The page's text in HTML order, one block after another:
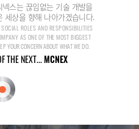
스는 끊임없는 기술 개발을
세상을 향해 나아가겠습니다.
ROLES AND RESPONSIBILITIES
AS ONE OF THE MOST BIGGEST
YOUR CONCERN ABOUT WHAT WE DO.
THE NEXT...MCNEX